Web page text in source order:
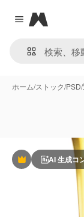
Close menu
Magnific
ホーム/ストック/PSD/
PremiumAI 生成コ